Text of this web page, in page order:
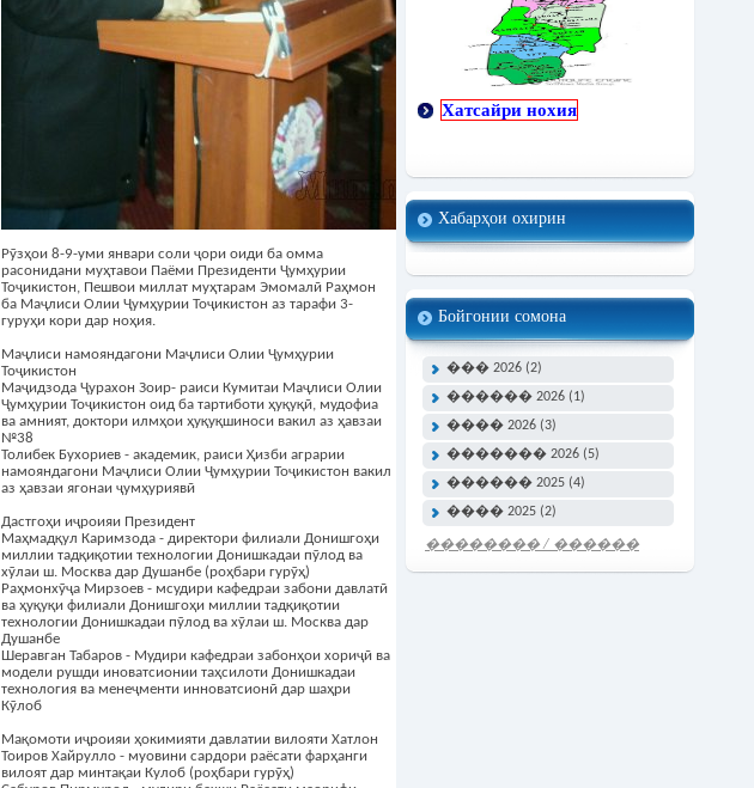
Хатсайри нохия
Хабарҳои охирин
Бойгонии сомона
��� 2026 (2)
������ 2026 (1)
���� 2026 (3)
������� 2026 (5)
������ 2025 (4)
���� 2025 (2)
�������� / ������
���� �����
Рӯзҳои 8-9-уми январи соли ҷори оиди ба омма
расонидани муҳтавои Паёми Президенти Ҷумҳурии
Тоҷикистон, Пешвои миллат муҳтарам Эмомалӣ Раҳмон
ба Маҷлиси Олии Ҷумҳурии Тоҷикистон аз тарафи 3-
гуруҳи кори дар ноҳия.
Маҷлиси намояндагони Маҷлиси Олии Ҷумҳурии
Тоҷикистон
Маҷидзода Ҷурахон Зоир- раиси Кумитаи Маҷлиси Олии
Ҷумҳурии Тоҷикистон оид ба тартиботи ҳуқуқӣ, мудофиа
ва амният, доктори илмҳои ҳуқуқшиноси вакил аз ҳавзаи
№38
Толибек Бухориев - академик, раиси Ҳизби аграрии
намояндагони Маҷлиси Олии Ҷумҳурии Тоҷикистон вакил
аз ҳавзаи ягонаи ҷумҳуриявӣ
Дастгоҳи иҷроияи Президент
Маҳмадқул Каримзода - директори филиали Донишгоҳи
миллии тадқиқотии технологии Донишкадаи пӯлод ва
хӯлаи ш. Москва дар Душанбе (роҳбари гурӯҳ)
Раҳмонхӯҷа Мирзоев - мсудири кафедраи забони давлатӣ
ва ҳуқуқи филиали Донишгоҳи миллии тадқиқотии
технологии Донишкадаи пӯлод ва хӯлаи ш. Москва дар
Душанбе
Шеравган Табаров - Мудири кафедраи забонҳои хориҷӣ ва
модели рушди иноватсионии таҳсилоти Донишкадаи
технология ва менеҷменти инноватсионӣ дар шаҳри
Кӯлоб
Мақомоти иҷроияи ҳокимияти давлатии вилояти Хатлон
Тоиров Хайрулло - муовини сардори раёсати фарҳанги
вилоят дар минтақаи Кулоб (роҳбари гурӯҳ)